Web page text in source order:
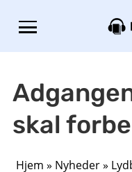
skal
Hjem » Nyheder»